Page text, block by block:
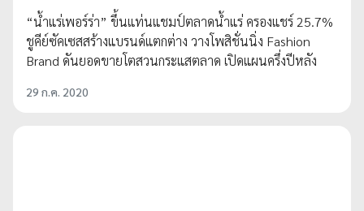
“น้ำแร่เพอร์ร่า” ขึ้นแท่นแชมป์ตลาดน้ำแร่ ครองแชร์ 25.7%
ชูคีย์ซัคเซสสร้างแบรนด์แตกต่าง วางโพสิชั่นนิ่ง Fashion
Brand ดันยอดขายโตสวนกระแสตลาด เปิดแผนครึ่งปีหลัง
29 ก.ค. 2020